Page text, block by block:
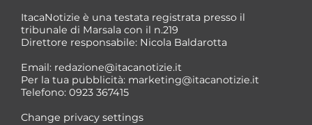
*
ItacaNotizie è una testata registrata presso il
tribunale di Marsala con il n.219
Direttore responsabile: Nicola Baldarotta
Email: redazione@itacanotizie.it
Per la tua pubblicità: marketing@itacanotizie.it
Telefono: 0923 367415
Change privacy settings